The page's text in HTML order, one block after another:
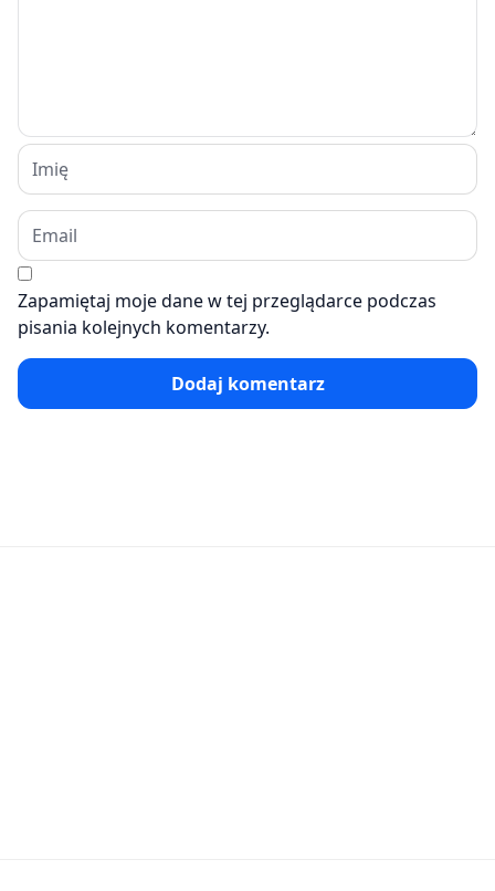
Zapamiętaj moje dane w tej przeglądarce podczas
pisania kolejnych komentarzy.
Dodaj komentarz